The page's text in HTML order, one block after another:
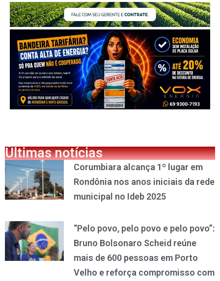
Últimas notícias
Corumbiara alcança 1º lugar em
Rondônia nos anos iniciais da rede
municipal no Ideb 2025
“Pelo povo, pelo povo e pelo povo”:
Bruno Bolsonaro Scheid reúne
mais de 600 pessoas em Porto
Velho e reforça compromisso com